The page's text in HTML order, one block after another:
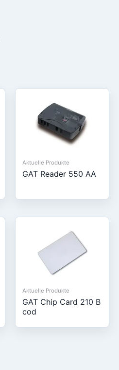
Aktuelle Produkte
GAT Reader 550 AA
Aktuelle Produkte
GAT Chip Card 210 B
cod